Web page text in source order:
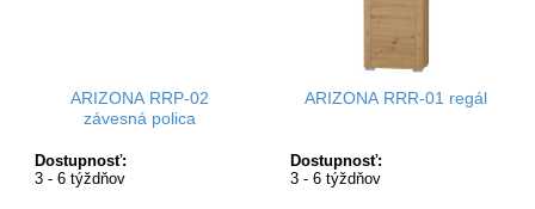
ARIZONA RRP-02
závesná polica
Dostupnosť:
3 - 6 týždňov
ARIZONA RRR-01 regál
Dostupnosť:
3 - 6 týždňov